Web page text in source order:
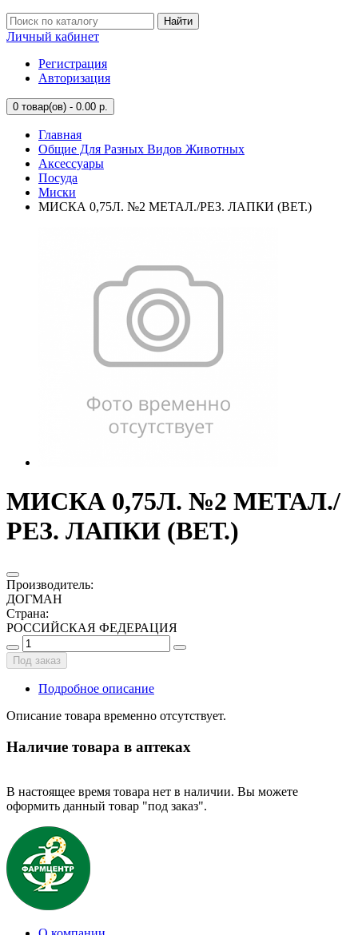
Найти
Личный кабинет
Регистрация
Авторизация
0 товар(ов) - 0.00 р.
Главная
Общие Для Разных Видов Животных
Аксессуары
Посуда
Миски
МИСКА 0,75Л. №2 МЕТАЛ./РЕЗ. ЛАПКИ (ВЕТ.)
МИСКА 0,75Л. №2 МЕТАЛ./
РЕЗ. ЛАПКИ (ВЕТ.)
Производитель:
ДОГМАН
Страна:
РОССИЙСКАЯ ФЕДЕРАЦИЯ
Под заказ
Подробное описание
Описание товара временно отсутствует.
Наличие товара в аптеках
В настоящее время товара нет в наличии. Вы можете
оформить данный товар "под заказ".